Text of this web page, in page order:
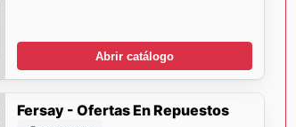
Abrir catálogo
Fersay - Ofertas En Repuestos